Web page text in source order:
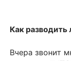
Как
Вчера звонит